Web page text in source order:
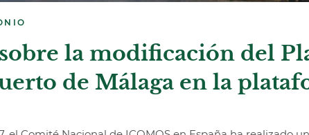
la modificación del
de Málaga en la